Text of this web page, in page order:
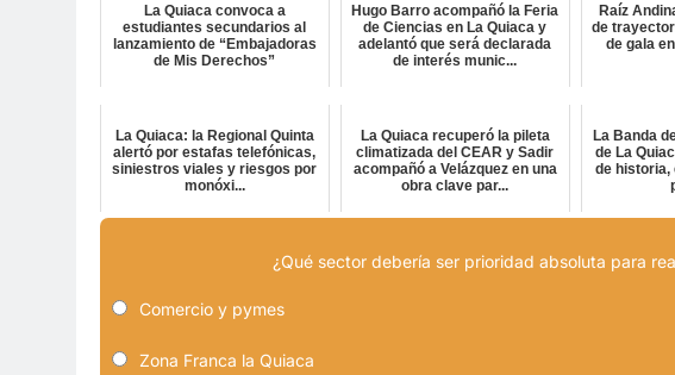
La Quiaca convoca a
estudiantes secundarios al
lanzamiento de “Embajadoras
de Mis Derechos”
Hugo Barro acompañó la Feria
de Ciencias en La Quiaca y
adelantó que será declarada
de interés munic...
Raíz
de
de gala
La Quiaca: la Regional Quinta
alertó por estafas telefónicas,
siniestros viales y riesgos por
monóxi...
La Quiaca recuperó la pileta
climatizada del CEAR y Sadir
acompañó a Velázquez en una
obra clave par...
La Banda
de La
de historia,
¿Qué sector debería ser prioridad absoluta para
Comercio y pymes
Zona Franca la Quiaca